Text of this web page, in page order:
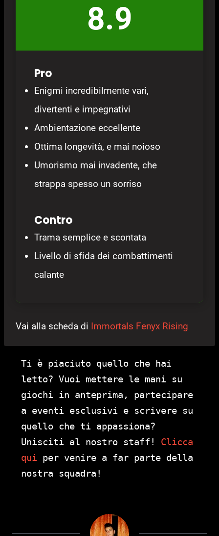
8.9
Pro
Enigmi incredibilmente vari,
divertenti e impegnativi
Ambientazione eccellente
Ottima longevità, e mai noioso
Umorismo mai invadente, che
strappa spesso un sorriso
Contro
Trama semplice e scontata
Livello di sfida dei combattimenti
calante
Vai alla scheda di Immortals Fenyx Rising
Ti è piaciuto quello che hai
letto? Vuoi mettere le mani su
giochi in anteprima, partecipare
a eventi esclusivi e scrivere su
quello che ti appassiona?
Unisciti al nostro staff! Clicca
qui per venire a far parte della
nostra squadra!